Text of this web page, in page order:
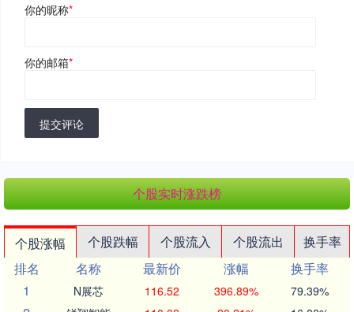
你的昵称*
你的邮箱*
提交评论
个股实时涨跌榜
个股涨幅 个股跌幅 个股流入 个股流出
换手率
排名
名称 最新价 涨幅
换手率
1
N展芯 116.52 396.89% 79.39%